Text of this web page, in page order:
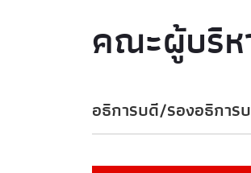
คณะผู้บริห
อธิการบดี/รองอธิการ